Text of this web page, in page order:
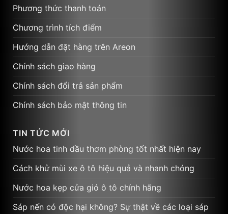
Phương thức thanh toán
Chương trình tích điểm
Hướng dẫn đặt hàng trên Areon
Chính sách giao hàng
Chính sách đổi trả sản phẩm
Chính sách bảo mật thông tin
TIN TỨC MỚI
Nước hoa tinh dầu thơm phòng tốt nhất hiện nay
Cách khử mùi xe ô tô hiệu quả và nhanh chóng
Nước hoa kẹp cửa gió ô tô chính hãng
Sáp nến có độc hại không? Sự thật về các loại sáp